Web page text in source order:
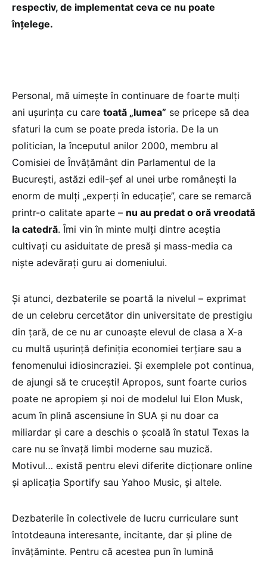
respectiv, de implementat ceva ce nu poate
înțelege.
Personal, mă uimește în continuare de foarte mulți
ani ușurința cu care toată „lumea” se pricepe să dea
sfaturi la cum se poate preda istoria. De la un
politician, la începutul anilor 2000, membru al
Comisiei de Învățământ din Parlamentul de la
București, astăzi edil-șef al unei urbe românești la
enorm de mulți „experți în educație”, care se remarcă
printr-o calitate aparte – nu au predat o oră vreodată
la catedră. Îmi vin în minte mulți dintre aceștia
cultivați cu asiduitate de presă și mass-media ca
niște adevărați guru ai domeniului.
Și atunci, dezbaterile se poartă la nivelul – exprimat
de un celebru cercetător din universitate de prestigiu
din țară, de ce nu ar cunoaște elevul de clasa a X-a
cu multă ușurință definiția economiei terțiare sau a
fenomenului idiosincraziei. Și exemplele pot continua,
de ajungi să te crucești! Apropos, sunt foarte curios
poate ne apropiem și noi de modelul lui Elon Musk,
acum în plină ascensiune în SUA și nu doar ca
miliardar și care a deschis o școală în statul Texas la
care nu se învață limbi moderne sau muzică.
Motivul… există pentru elevi diferite dicționare online
și aplicația Sportify sau Yahoo Music, și altele.
Dezbaterile în colectivele de lucru curriculare sunt
întotdeauna interesante, incitante, dar și pline de
învățăminte. Pentru că acestea pun în lumină